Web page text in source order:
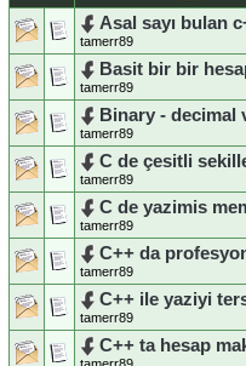
Asal sayı bulan
tamerr89
Basit bir bir
tamerr89
Binary - decimal
tamerr89
C de çesitli
tamerr89
C de yazimis
tamerr89
C++ da
tamerr89
C++ ile yaziyi
tamerr89
C++ ta hesap